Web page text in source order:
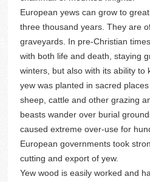
European yews can grow to
three thousand years. They are
graveyards. In pre-Christian
with both life and death, staying
winters, but also with its ability to
yew was planted in sacred
sheep, cattle and other grazing
beasts wander over burial
caused extreme over-use for
European governments took
cutting and export of yew.
Yew wood is easily worked and